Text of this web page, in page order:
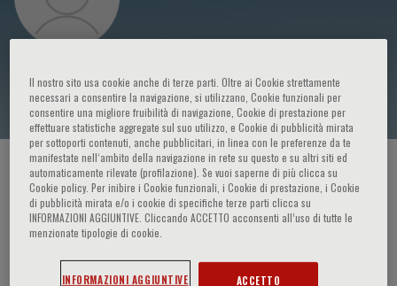
Leonardo Calo’
HOME PAGE / CORSI ED EVENTI / RELATORE
Leonardo Calo’
Il nostro sito usa cookie anche di terze parti. Oltre ai Cookie strettamente
necessari a consentire la navigazione, si utilizzano, Cookie funzionali per
consentire una migliore fruibilità di navigazione, Cookie di prestazione per
effettuare statistiche aggregate sul suo utilizzo, e Cookie di pubblicità mirata
per sottoporti contenuti, anche pubblicitari, in linea con le preferenze da te
manifestate nell‘ambito della navigazione in rete su questo e su altri siti ed
automaticamente rilevate (profilazione). Se vuoi saperne di più clicca su
Cookie policy. Per inibire i Cookie funzionali, i Cookie di prestazione, i Cookie
di pubblicità mirata e/o i cookie di specifiche terze parti clicca su
INFORMAZIONI AGGIUNTIVE. Cliccando ACCETTO acconsenti all’uso di tutte le
menzionate tipologie di cookie.
INFORMAZIONI AGGIUNTIVE ACCETTO